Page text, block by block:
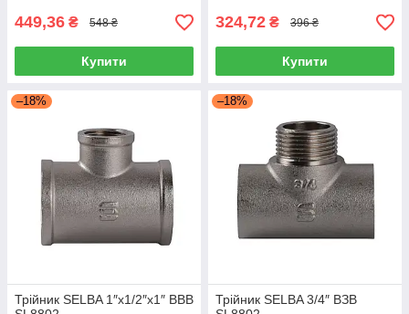
449,36 ₴ 548 ₴
Купити
324,72 ₴ 396 ₴
Купити
–18%
Трійник SELBA 1″х1/2″х1″ ВВВ
–18%
Трійник SELBA 3/4″ ВЗВ